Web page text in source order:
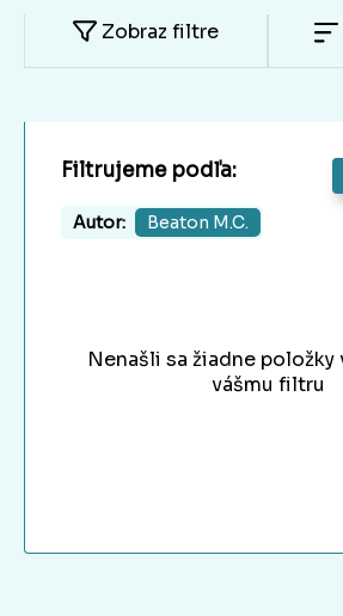
Zobraz filtre
Filtrujeme podľa:
Autor: Beaton M.C.
Nenašli sa žiadne položky
vášmu filtru